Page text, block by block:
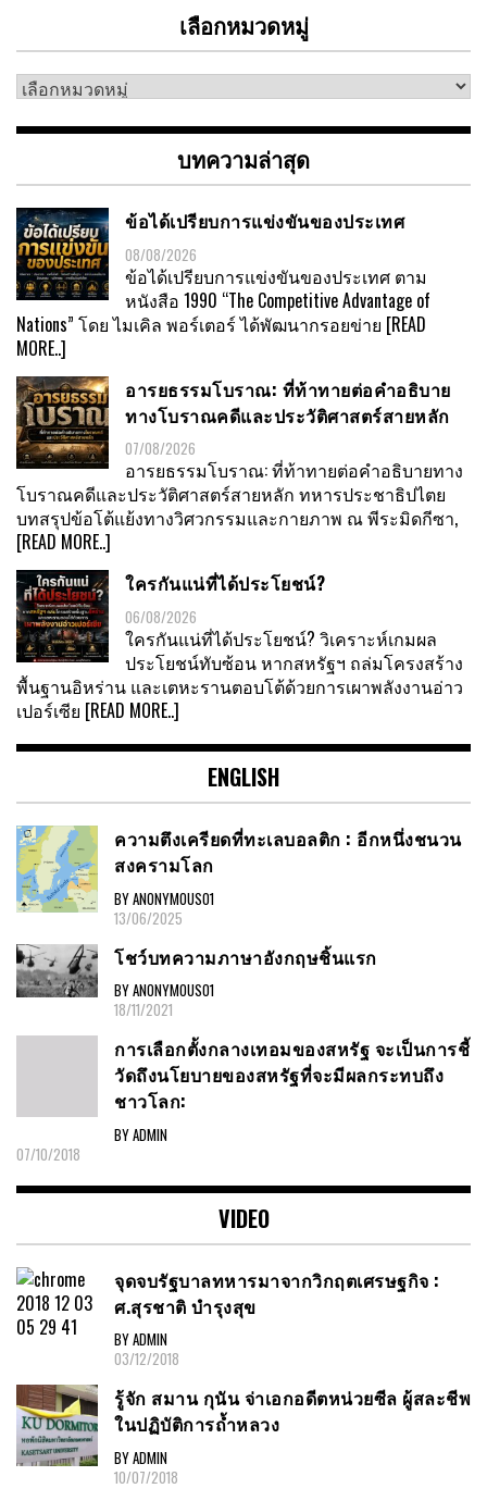
เลือกหมวดหมู่
เลือก
หมู่
บทความล่าสุด
ข้อได้เปรียบการแข่งขันของประเทศ
08/08/2026
ข้อได้เปรียบการแข่งขันของประเทศ ตาม
หนังสือ 1990 “The Competitive Advantage of
Nations” โดย ไมเคิล พอร์เตอร์ ได้พัฒนากรอยข่าย [READ
MORE..]
อารยธรรมโบราณ: ที่ท้าทายต่อคำอธิบาย
ทางโบราณคดีและประวัติศาสตร์สายหลัก
07/08/2026
อารยธรรมโบราณ: ที่ท้าทายต่อคำอธิบายทาง
โบราณคดีและประวัติศาสตร์สายหลัก ทหารประชาธิปไตย
บทสรุปข้อโต้แย้งทางวิศวกรรมและกายภาพ ณ พีระมิดกีซา,
[READ MORE..]
ใครกันแน่ที่ได้ประโยชน์?
06/08/2026
ใครกันแน่ที่ได้ประโยชน์? วิเคราะห์เกมผล
ประโยชน์ทับซ้อน หากสหรัฐฯ ถล่มโครงสร้าง
พื้นฐานอิหร่าน และเตหะรานตอบโต้ด้วยการเผาพลังงานอ่าว
เปอร์เซีย [READ MORE..]
ENGLISH
ความตึงเครียดที่ทะเลบอลติก : อีกหนึ่งชนวน
สงครามโลก
BY ANONYMOUS01
13/06/2025
โชว์บทความภาษาอังกฤษชิ้นแรก
BY ANONYMOUS01
18/11/2021
การเลือกตั้งกลางเทอมของสหรัฐ จะเป็นการชี้
วัดถึงนโยบายของสหรัฐที่จะมีผลกระทบถึง
ชาวโลก:
BY ADMIN
07/10/2018
VIDEO
จุดจบรัฐบาลทหารมาจากวิกฤตเศรษฐกิจ :
ศ.สุรชาติ บำรุงสุข
BY ADMIN
03/12/2018
รู้จัก สมาน กุนัน จ่าเอกอดีตหน่วยซีล ผู้สละชีพ
ในปฏิบัติการถ้ำหลวง
BY ADMIN
10/07/2018